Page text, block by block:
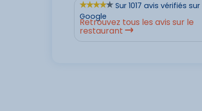
Sur 1017 avis vérifiés sur
Google
Retrouvez tous les avis sur le
restaurant